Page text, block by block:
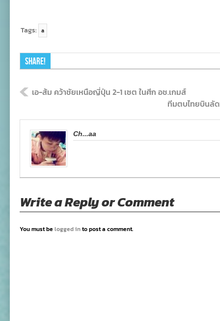
Tags: a
Share!
เอ-ส้ม คว้าชัยเหนือญี่ปุ่น 2-1 เซต ในศีก อช.เกมส์
ทีมตบไทยบินลั
Ch...aa
Write a Reply or Comment
You must be logged into post a comment.